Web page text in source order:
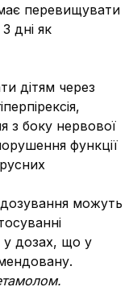
перевищувати
дні як
дітям через
з боку нервової
функції
можуть
у дозах, що у